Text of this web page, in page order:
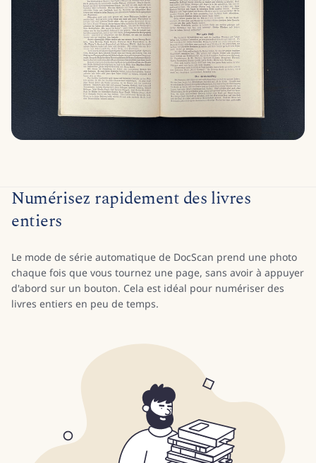
Numérisez rapidement des livres
entiers
Le mode de série automatique de DocScan prend une photo
chaque fois que vous tournez une page, sans avoir à appuyer
d'abord sur un bouton. Cela est idéal pour numériser des
livres entiers en peu de temps.